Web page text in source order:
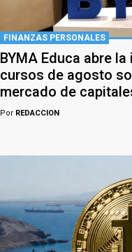
FINANZAS PERSONALES
BYMA Educa abre
cursos de agosto
mercado de
Por REDACCION